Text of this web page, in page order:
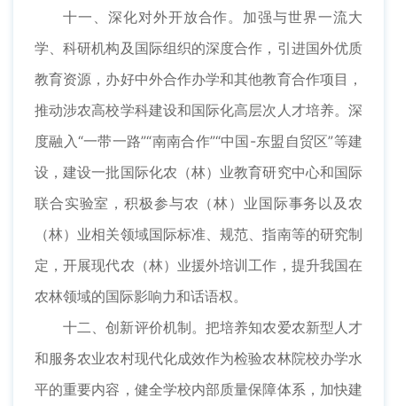
十一、深化对外开放合作。加强与世界一流大
学、科研机构及国际组织的深度合作，引进国外优质
教育资源，办好中外合作办学和其他教育合作项目，
推动涉农高校学科建设和国际化高层次人才培养。深
度融入“一带一路”“南南合作”“中国-东盟自贸区”等建
设，建设一批国际化农（林）业教育研究中心和国际
联合实验室，积极参与农（林）业国际事务以及农
（林）业相关领域国际标准、规范、指南等的研究制
定，开展现代农（林）业援外培训工作，提升我国在
农林领域的国际影响力和话语权。
十二、创新评价机制。把培养知农爱农新型人才
和服务农业农村现代化成效作为检验农林院校办学水
平的重要内容，健全学校内部质量保障体系，加快建